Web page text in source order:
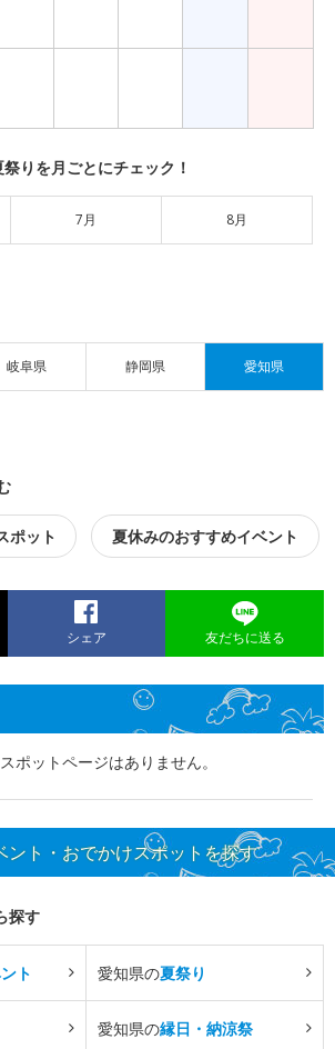
りを月ごとにチェック！
7月 8月
岐阜県 静岡県 愛知県
ポット 夏休みのおすすめイベント
シェア 友だちに送る
ポットページはありません。
ント・おでかけスポットを探す
探す
ト 愛知県の夏祭り
愛知県の縁日・納涼祭